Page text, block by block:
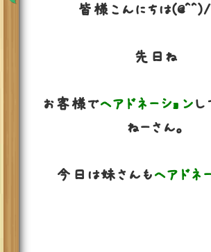
皆様こんにちは
先日ね
お客様でヘアドネーションし
ねーさん。
今日は妹さんもヘアドネ